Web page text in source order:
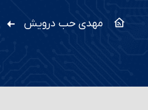
مهدی حب درویش